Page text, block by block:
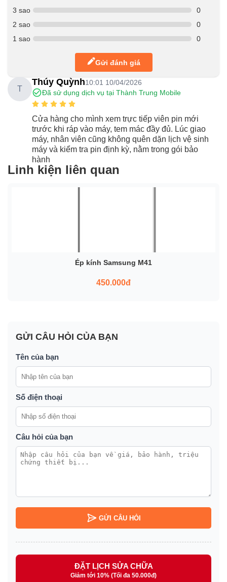
3 sao
0
2 sao
0
1 sao
0
Gửi đánh giá
T
Thúy Quỳnh10:01 10/04/2026
Đã sử dụng dịch vụ tại Thành Trung Mobile
Cửa hàng cho mình xem trực tiếp viên pin mới
trước khi ráp vào máy, tem mác đầy đủ. Lúc giao
máy, nhân viên cũng không quên dặn lịch vệ sinh
máy và kiểm tra pin định kỳ, nằm trong gói bảo
hành
Linh kiện liên quan
Ép kính Samsung M41
450.000đ
GỬI CÂU HỎI CỦA BẠN
Tên của bạn
Số điện thoại
Câu hỏi của bạn
GỬI CÂU HỎI
ĐẶT LỊCH SỬA CHỮA
Giảm tới 10% (Tối đa 50.000đ)